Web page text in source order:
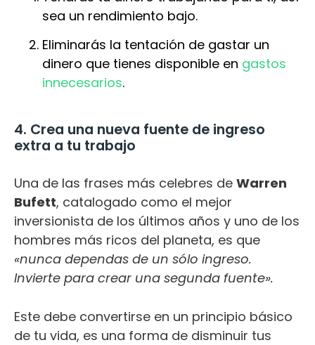
sea un rendimiento bajo.
Eliminarás la tentación de gastar un
dinero que tienes disponible en gastos
innecesarios.
4. Crea una nueva fuente de ingreso
extra a tu trabajo
Una de las frases más celebres de Warren
Bufett, catalogado como el mejor
inversionista de los últimos años y uno de los
hombres más ricos del planeta, es que
«nunca dependas de un sólo ingreso.
Invierte para crear una segunda fuente».
Este debe convertirse en un principio básico
de tu vida, es una forma de disminuir tus